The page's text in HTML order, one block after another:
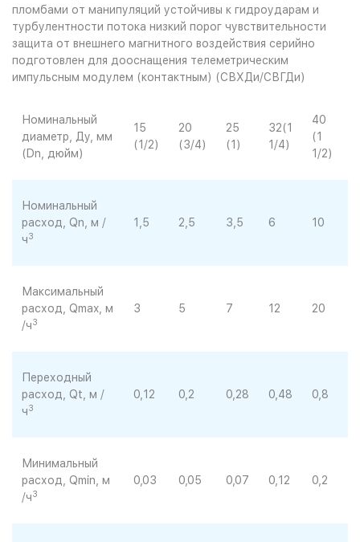
пломбами от манипуляций устойчивы к гидроударам и
турбулентности потока низкий порог чувствительности
защита от внешнего магнитного воздействия серийно
подготовлен для дооснащения телеметрическим
импульсным модулем (контактным) (СВХДи/СВГДи)
Номинальный
диаметр, Ду, мм
(Dn, дюйм)
15
(1/2)
20
(3/4)
25
(1)
32(1
1/4)
40
(1
1/2)
Номинальный
расход, Qn, м /
ч3
1,5 2,5 3,5 6 10
Максимальный
расход, Qmax, м
/ч3
3 5 7 12 20
Переходный
расход, Qt, м /
ч3
0,12 0,2 0,28 0,48 0,8
Минимальный
расход, Qmin, м
/ч3
0,03 0,05 0,07 0,12 0,2